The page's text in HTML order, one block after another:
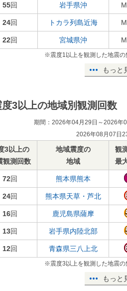
55回 岩手県沖
24回 トカラ列島近海
22回 宮城県沖
※震度1以上を観測した地震の
もっと
度3以上の地域別観測回数
期間：2026年04月29日～2026年
2026年08月07日
3以上の
観測回数
地域震度の
地域
観
最
72回 熊本県熊本
24回 熊本県天草・芦北
16回 鹿児島県薩摩
13回 岩手県内陸北部
12回 青森県三八上北
※震度3以上を観測した地震の
もっと